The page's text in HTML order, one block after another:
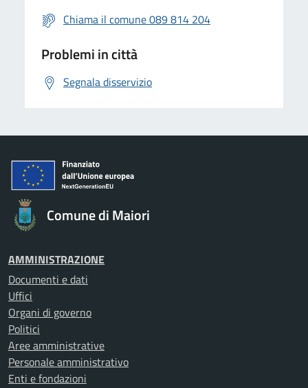
Chiama il comune 089 814 204
Problemi in città
Segnala disservizio
Comune di Maiori
AMMINISTRAZIONE
Documenti e dati
Uffici
Organi di governo
Politici
Aree amministrative
Personale amministrativo
Enti e fondazioni